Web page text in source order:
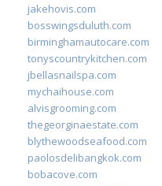
jakehovis.com
bosswingsduluth.com
birminghamautocare.com
tonyscountrykitchen.com
jbellasnailspa.com
mychaihouse.com
alvisgrooming.com
thegeorginaestate.com
blythewoodseafood.com
paolosdelibangkok.com
bobacove.com